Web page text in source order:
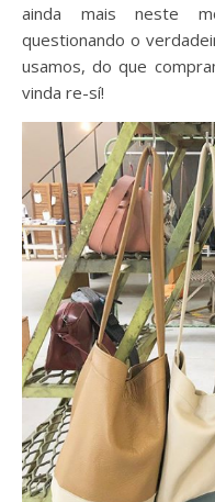
ainda mais neste
questionando o
usamos, do que
vinda re-sí!